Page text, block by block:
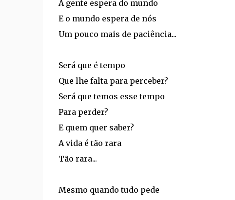
A gente espera do mundo
E o mundo espera de nós
Um pouco mais de paciência...
Será que é tempo
Que lhe falta para perceber?
Será que temos esse tempo
Para perder?
E quem quer saber?
A vida é tão rara
Tão rara...
Mesmo quando tudo pede